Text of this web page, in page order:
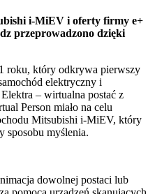
i-MiEV i oferty firmy e+
przeprowadzono dzięki
roku, który odkrywa pierwszy
elektryczny i
– wirtualna postać z
Person miało na celu
Mitsubishi i-MiEV, który
sposobu myślenia.
dowolnej postaci lub